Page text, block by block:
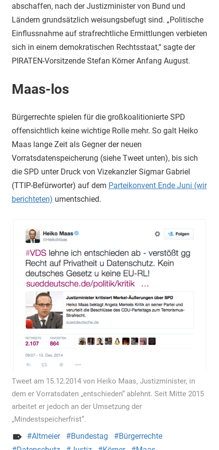
abschaffen, nach derJustizminister von Bund und
Ländern grundsätzlich weisungsbefugt sind. „Politische
Einflussnahme auf strafrechtliche Ermittlungen verbieten
sich in einem demokratischen Rechtsstaat,“ sagte der
PIRATEN-Vorsitzende Stefan Körner Anfang August.
Maas-los
Bürgerrechte spielen für die großkoalitionierte SPD
offensichtlich keine wichtige Rolle mehr. So galt Heiko
Maas lange Zeit als Gegner der neuen
Vorratsdatenspeicherung (siehe Tweet unten), bis sich
die SPD unter Druck von Vizekanzler Sigmar Gabriel
(TTIP-Befürworter) auf dem Parteikonvent Ende Juni (wir
berichteten) umentschied.
Tweet am 15.12.2014 von Heiko Maas, Justizminister, in
dem er Vorratsdaten „entschieden“ ablehnt. Seit Mitte 2015
arbeitet er jedoch an der Umsetzung der
„Mindestspeicherfrist“.
Altmeier Bundestag
Bürgerrechte